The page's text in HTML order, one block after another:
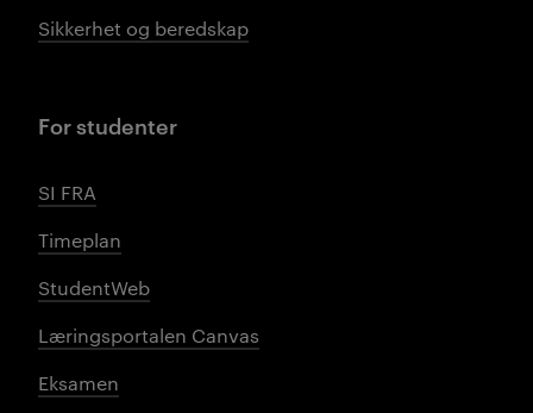
Sikkerhet og beredskap
For studenter
SI FRA
Timeplan
StudentWeb
Læringsportalen Canvas
Eksamen